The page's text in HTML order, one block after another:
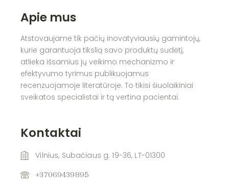
Apie mus
Atstovaujame tik pačių inovatyviausių gamintojų,
kurie garantuoja tikslią savo produktų sudėtį,
atlieka išsamius jų veikimo mechanizmo ir
efektyvumo tyrimus publikuojamus
recenzuojamoje literatūroje. To tikisi šiuolaikiniai
sveikatos specialistai ir tą vertina pacientai.
Kontaktai
Vilnius, Subačiaus g. 19-36, LT-01300
+37069439895